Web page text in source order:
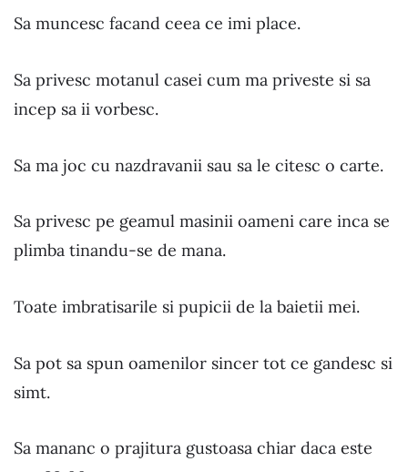
Sa muncesc facand ceea ce imi place.
Sa privesc motanul casei cum ma priveste si sa
incep sa ii vorbesc.
Sa ma joc cu nazdravanii sau sa le citesc o carte.
Sa privesc pe geamul masinii oameni care inca se
plimba tinandu-se de mana.
Toate imbratisarile si pupicii de la baietii mei.
Sa pot sa spun oamenilor sincer tot ce gandesc si
simt.
Sa mananc o prajitura gustoasa chiar daca este